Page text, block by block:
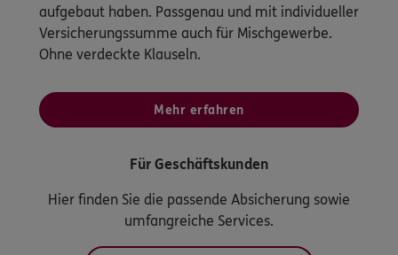
aufgebaut haben. Passgenau und mit individueller
Versicherungssumme auch für Mischgewerbe.
Ohne verdeckte Klauseln.
Mehr erfahren
Für Geschäftskunden
Hier finden Sie die passende Absicherung sowie
umfangreiche Services.